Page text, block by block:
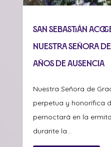
San Sebastián
Nuestra Señora
años de ausencia
Nuestra Señora de
perpetua y honorífica
pernoctará en la
durante la...